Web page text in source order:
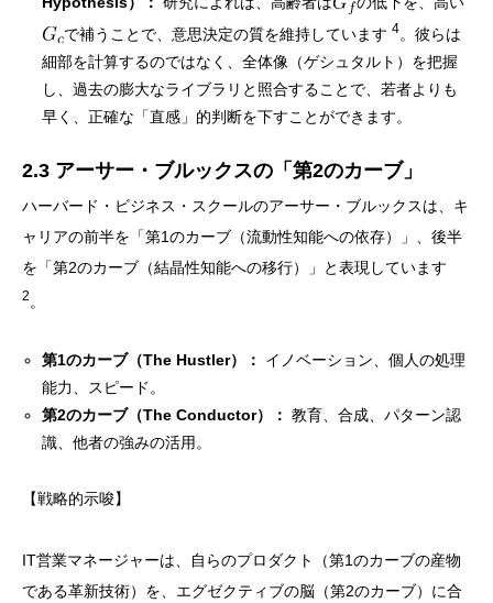
で補うことで、意思決定の質を維持しています4。彼らは
細部を計算するのではなく、全体像（ゲシュタルト）を把握
し、過去の膨大なライブラリと照合することで、若者よりも
早く、正確な「直感」的判断を下すことができます。
2.3 アーサー・ブルックスの「第2のカーブ」
ハーバード・ビジネス・スクールのアーサー・ブルックスは、キ
ャリアの前半を「第1のカーブ（流動性知能への依存）」、後半
を「第2のカーブ（結晶性知能への移行）」と表現しています
2 。
第1のカーブ（The Hustler）：
イノベーション、個人の処理
能力、スピード。
第2のカーブ（The Conductor）： 教育、合成、パターン認
識、他者の強みの活用。
【戦略的示唆】
IT営業マネージャーは、自らのプロダクト（第1のカーブの産物
である革新技術）を、エグゼクティブの脳（第2のカーブ）に合